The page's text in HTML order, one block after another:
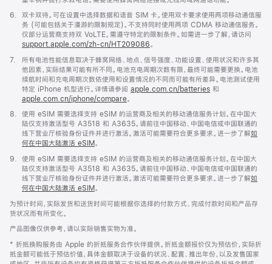
脚
6.
双卡双待。可在设置中选择数据和语音 SIM 卡。使用双卡要求使用两项移动通信服
务 (可能包括关于漫游的限制规定)。不支持同时使用两项 CDMA 移动通信服务。
仅部分运营商支持双 VoLTE。需遵守特定的限制条件。如需进一步了解，请访问
support.apple.com/zh-cn/HT209086。
脚
7.
所有电池性能信息取决于蜂窝网络、地点、信号强度、功能设置、使用状况和许多其
他因素，实际结果可能有所不同。电池充电周期次数有限，最终可能需要更换。电池
续航时间和充电周期次数依使用和设置情况的不同而可能有所差异。电池测试使用
特定 iPhone 机型进行。详情请参阅 apple.com.cn/batteries 和
apple.com.cn/iphone/compare。
脚
8.
使用 eSIM 需要选择支持 eSIM 的运营商及相关的移动通信服务计划。在中国大
陆仅支持激活型号 A3518 和 A3635。请前往中国移动、中国电信或中国联通的
线下营业厅核验身份证件并进行激活。激活可能需要符合更多要求。进一步了解如
何在中国大陆激活 eSIM。
脚
9.
使用 eSIM 需要选择支持 eSIM 的运营商及相关的移动通信服务计划。在中国大
陆仅支持激活型号 A3518 和 A3635。请前往中国移动、中国电信或中国联通的
线下营业厅核验身份证件并进行激活。激活可能需要符合更多要求。进一步了解如
何在中国大陆激活 eSIM。
为预计时间，实际发货和送货时间可能根据你选择的付款方式、完成付款时间和产品存
货状况而有所变化。
产品图像仅供参考，请以实际销售实物为准。
* 折抵换购服务由 Apple 的折抵服务合作伙伴提供。折抵金额报价仅为预估价，实际折
抵金额可能低于预估价值，具体金额取决于设备的状况、配置、推出年份，以及发售国家